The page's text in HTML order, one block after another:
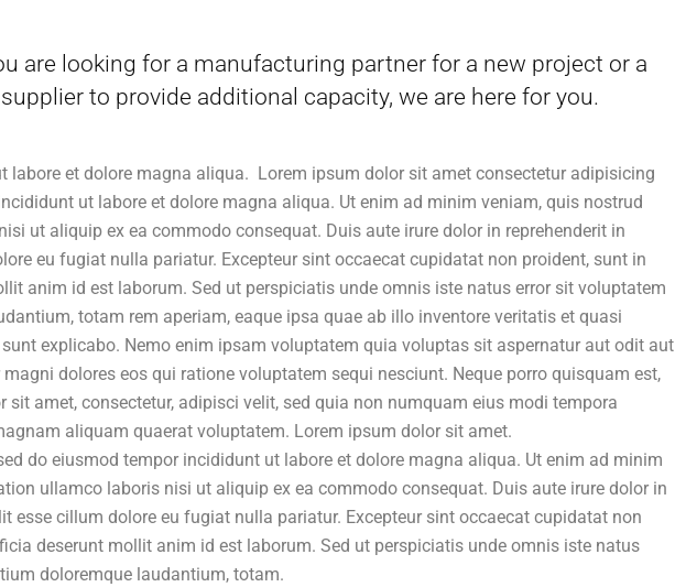
are looking for a manufacturing partner for a new project or a
to provide additional capacity, we are here for you.
labore et dolore magna aliqua. Lorem ipsum dolor sit amet consectetur adipisicing
ut labore et dolore magna aliqua. Ut enim ad minim veniam, quis nostrud
ut aliquip ex ea commodo consequat. Duis aute irure dolor in reprehenderit in
eu fugiat nulla pariatur. Excepteur sint occaecat cupidatat non proident, sunt in
anim id est laborum. Sed ut perspiciatis unde omnis iste natus error sit voluptatem
totam rem aperiam, eaque ipsa quae ab illo inventore veritatis et quasi
explicabo. Nemo enim ipsam voluptatem quia voluptas sit aspernatur aut odit aut
dolores eos qui ratione voluptatem sequi nesciunt. Neque porro quisquam est,
amet, consectetur, adipisci velit, sed quia non numquam eius modi tempora
aliquam quaerat voluptatem. Lorem ipsum dolor sit amet.
do eiusmod tempor incididunt ut labore et dolore magna aliqua. Ut enim ad minim
ullamco laboris nisi ut aliquip ex ea commodo consequat. Duis aute irure dolor in
esse cillum dolore eu fugiat nulla pariatur. Excepteur sint occaecat cupidatat non
deserunt mollit anim id est laborum. Sed ut perspiciatis unde omnis iste natus
doloremque laudantium, totam.